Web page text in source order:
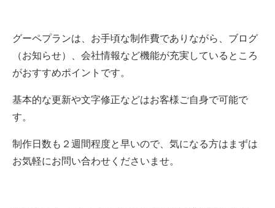
グーペプランは、お手頃な制作費でありながら、ブログ
（お知らせ）、会社情報など機能が充実しているところ
がおすすめポイントです。
基本的な更新や文字修正などはお客様ご自身で可能で
す。
制作日数も２週間程度と早いので、気になる方はまずは
お気軽にお問い合わせくださいませ。